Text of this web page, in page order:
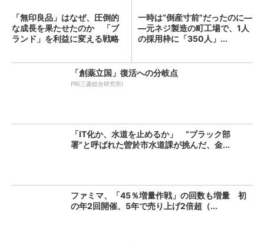
「無印良品」はなぜ、圧倒的
な成長を果たせたのか 「ブ
ランド」を利益に変える戦略
一時は“倒産寸前”だったのに―
―元ネジ製造の町工場で、1人
の採用枠に「350人」...
「創薬立国」復活への分岐点
PR(三菱総合研究所)
「IT化か、水道を止めるか」 “ブラック部
署”と呼ばれた曽於市水道課が挑んだ、金...
ファミマ、「45％増量作戦」の回数も増量 初
の年2回開催、5年で売り上げ2倍超（...